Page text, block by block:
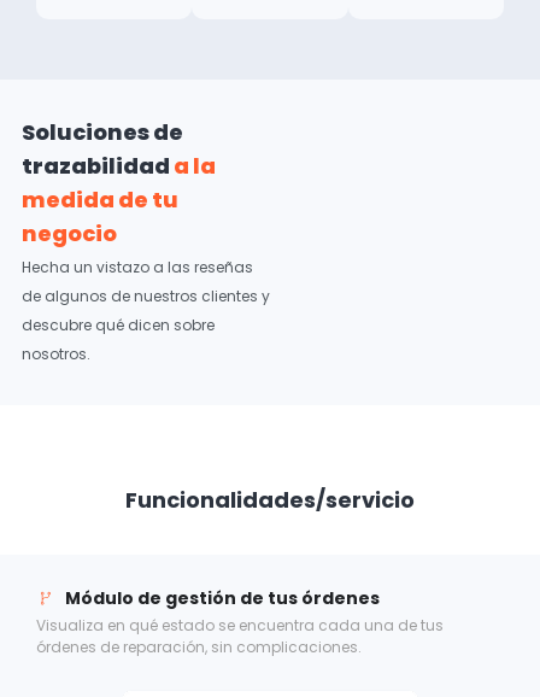
Soluciones de
trazabilidad a la
medida de tu
negocio
Hecha un vistazo a las reseñas
de algunos de nuestros clientes y
descubre qué dicen sobre
nosotros.
Funcionalidades/servicio
Búsqueda avanzada
¿No sabes qué pasó con un componente? Encuéntralo
fácilmente en Aisoncore usando criterios como orden de